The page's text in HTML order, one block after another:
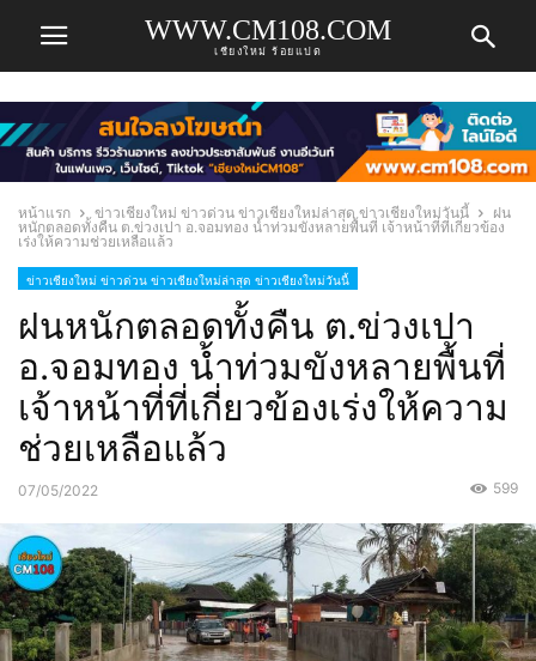
WWW.CM108.COM
เชียงใหม่ ร้อยแปด
หน้าแรก ข่าวเชียงใหม่ ข่าวด่วน ข่าวเชียงใหม่ล่าสุด ข่าวเชียงใหม่วันนี้
ฝน
หนักตลอดทั้งคืน​ ต.ข่วงเปา​ อ.จอมทอง​ น้ำท่วมขังหลายพื้นที่​ เจ้าหน้าที่ที่เกี่ยวข้อง
เร่งให้ความช่วยเหลือแล้ว​
ข่าวเชียงใหม่ ข่าวด่วน ข่าวเชียงใหม่ล่าสุด ข่าวเชียงใหม่วันนี้
ฝนหนักตลอดทั้งคืน​ ต.ข่วงเปา​
อ.จอมทอง​ น้ำท่วมขังหลายพื้นที่​
เจ้าหน้าที่ที่เกี่ยวข้องเร่งให้ความ
ช่วยเหลือแล้ว​
07/05/2022 599